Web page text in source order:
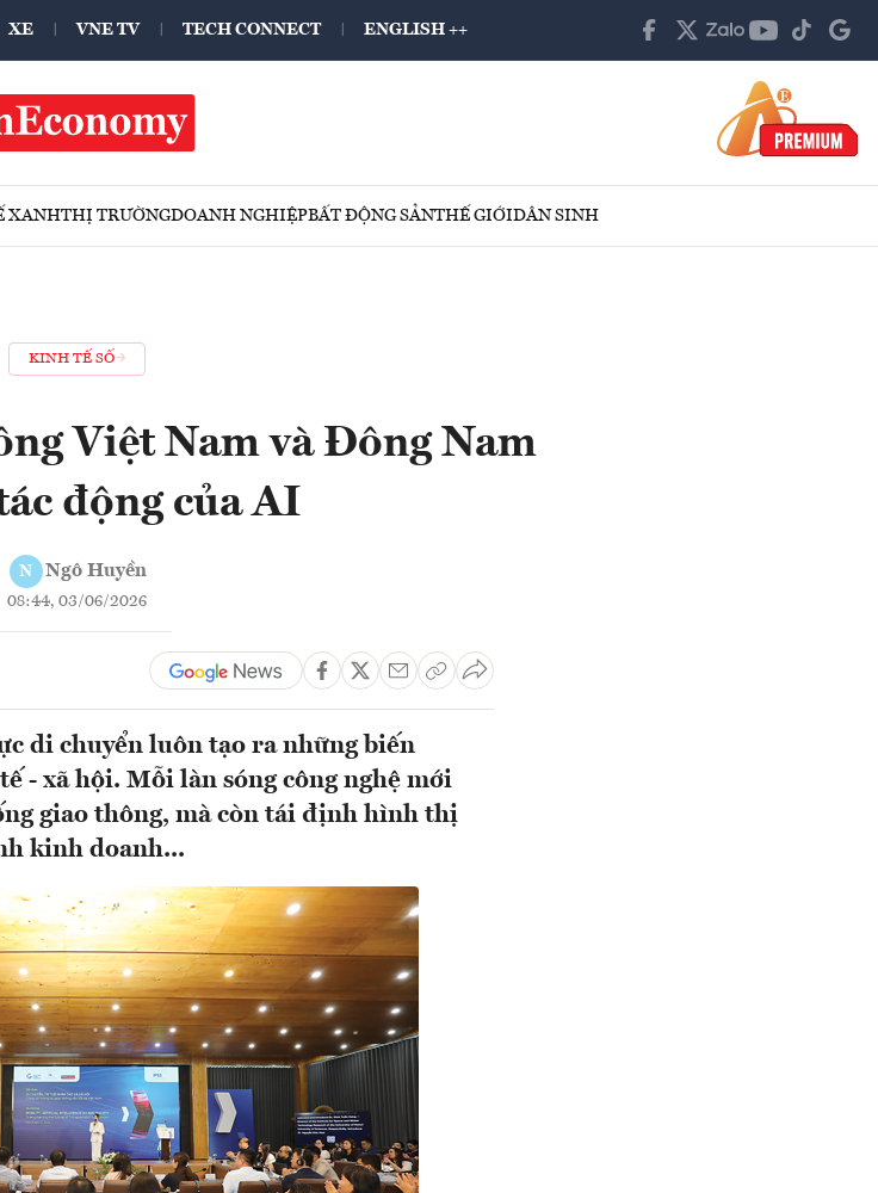
XE VNE TV TECH CONNECT ENGLISH ++
XANHTHỊ TRƯỜNGDOANH NGHIỆPBẤT ĐỘNG SẢNTHẾ GIỚIDÂN SINH
KINH TẾ SỐ
Việt Nam và Đông Nam
động của AI
N Ngô Huyền
08:44, 03/06/2026
di chuyển luôn tạo ra những biến
- xã hội. Mỗi làn sóng công nghệ mới
giao thông, mà còn tái định hình thị
kinh doanh...